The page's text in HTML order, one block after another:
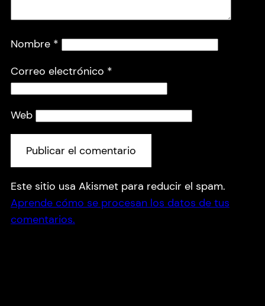
Nombre *
Correo electrónico *
Web
Este sitio usa Akismet para reducir el spam.
Aprende cómo se procesan los datos de tus
comentarios.